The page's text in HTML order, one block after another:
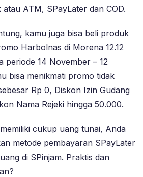
ATM, SPayLater dan COD.
kamu juga bisa beli produk
Harbolnas di Morena 12.12
periode 14 November – 12
bisa menikmati promo tidak
Rp 0, Diskon Izin Gudang
Nama Rejeki hingga 50.000.
cukup uang tunai, Anda
metode pembayaran SPayLater
di SPinjam. Praktis dan